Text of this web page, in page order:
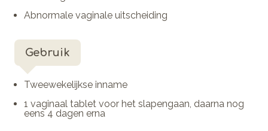
Abnormale vaginale uitscheiding
Gebruik
Tweewekelijkse inname
1 vaginaal tablet voor het slapengaan, daarna nog
eens 4 dagen erna